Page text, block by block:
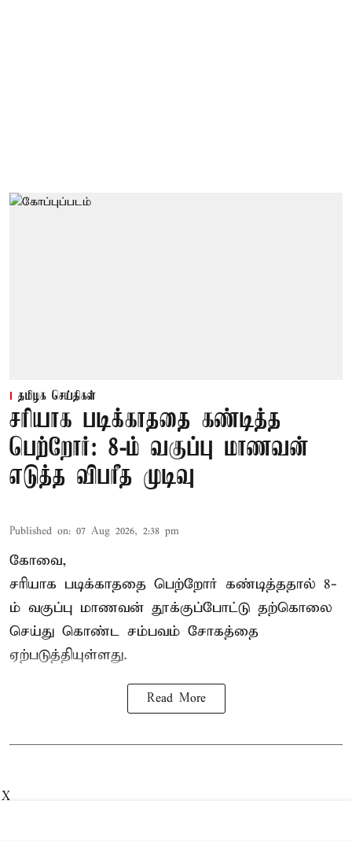
தமிழக செய்திகள்
சரியாக படிக்காததை கண்டித்த
பெற்றோர்: 8-ம் வகுப்பு மாணவன்
எடுத்த விபரீத முடிவு
Published on: 07 Aug 2026, 2:38 pm
கோவை,
சரியாக படிக்காததை பெற்றோர் கண்டித்ததால் 8-
ம் வகுப்பு மாணவன் தூக்குப்போட்டு தற்கொலை
செய்து கொண்ட சம்பவம் சோகத்தை
ஏற்படுத்தியுள்ளது.
Read More
X